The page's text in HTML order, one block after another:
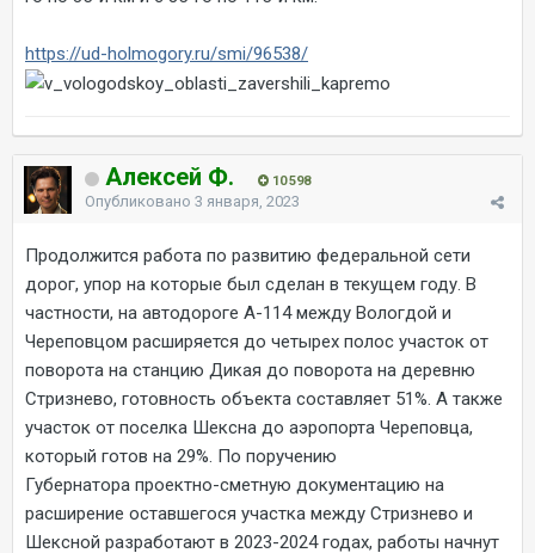
https://ud-holmogory.ru/smi/96538/
Алексей Ф. 10 598
Опубликовано 3 января, 2023
Продолжится работа по развитию федеральной сети
дорог, упор на которые был сделан в текущем году. В
частности, на автодороге А-114 между Вологдой и
Череповцом расширяется до четырех полос участок от
поворота на станцию Дикая до поворота на деревню
Стризнево, готовность объекта составляет 51%. А также
участок от поселка Шексна до аэропорта Череповца,
который готов на 29%. По поручению
Губернатора проектно-сметную документацию на
расширение оставшегося участка между Стризнево и
Шексной разработают в 2023-2024 годах, работы начнут